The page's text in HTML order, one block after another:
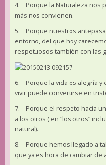
4. Porque la Naturaleza nos
más nos convienen.
5. Porque nuestros
entorno, del que hoy
respetuosos también con las
6. Porque la vida es alegría y
vivir puede convertirse en
7. Porque el respeto hacia
a los otros ( en “los otros”
natural).
8. Porque hemos llegado a
que ya es hora de cambiar de